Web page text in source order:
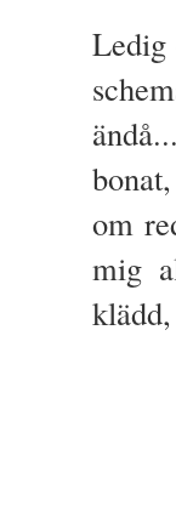
Ledig
om
mig